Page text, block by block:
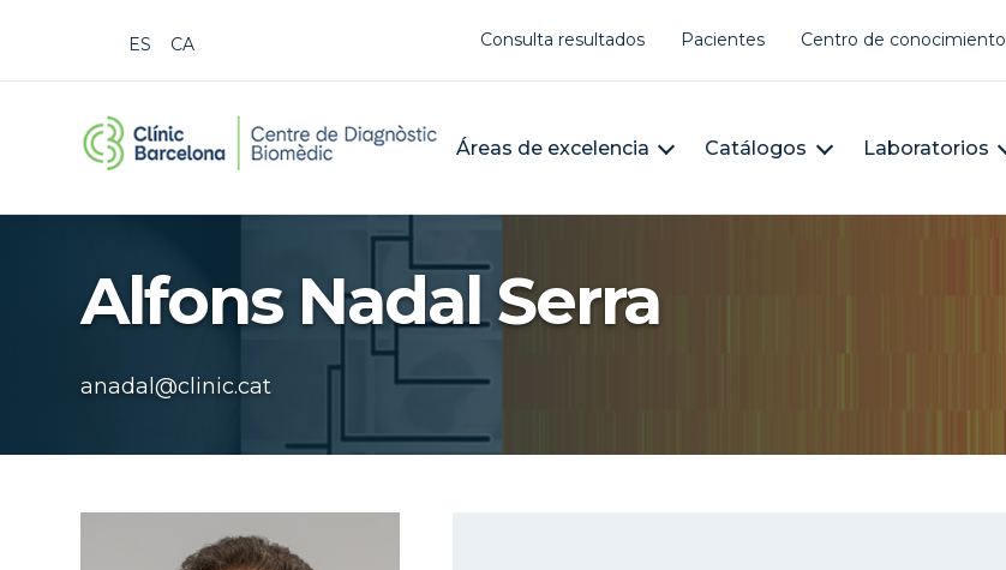
ESPAÑOL
CATALÀ User account menu
Consulta resultados Pacientes Centro de conocimiento
Main navigation
Áreas de excelencia Catálogos Laboratorios
Buscar
Alfons Nadal Serra
anadal@clinic.cat